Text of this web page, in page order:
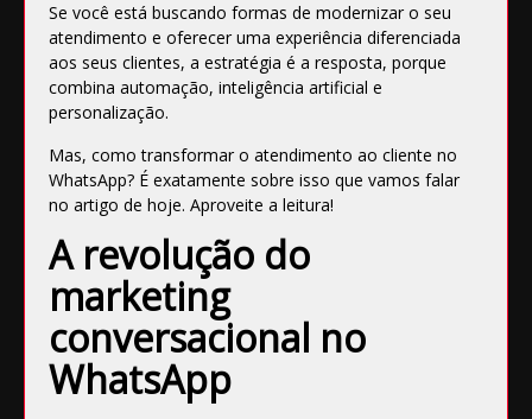
Se você está buscando formas de modernizar o seu
atendimento e oferecer uma experiência diferenciada
aos seus clientes, a estratégia é a resposta, porque
combina automação, inteligência artificial e
personalização.
Mas, como transformar o atendimento ao cliente no
WhatsApp? É exatamente sobre isso que vamos falar
no artigo de hoje. Aproveite a leitura!
A revolução do
marketing
conversacional no
WhatsApp